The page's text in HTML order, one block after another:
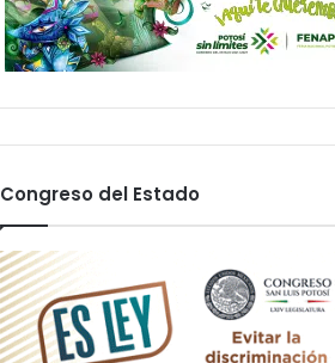
Congreso del Estado